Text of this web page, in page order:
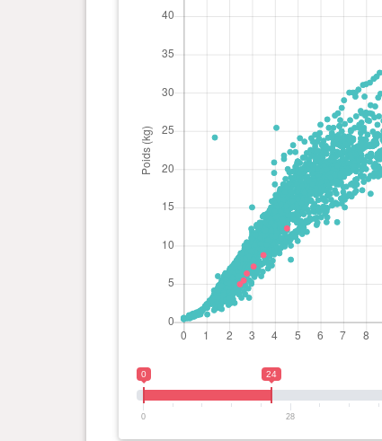
0 24
0 28